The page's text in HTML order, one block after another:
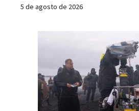
5 de agosto de 2026